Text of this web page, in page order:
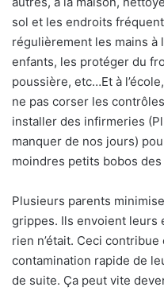
sol et les endroits
régulièrement les mains à
enfants, les protéger du
poussière, etc…Et à
ne pas corser les
installer des infirmeries
manquer de nos jours)
moindres petits bobos
Plusieurs parents
grippes. Ils envoient leurs
rien n’était. Ceci
contamination rapide de
de suite. Ça peut vite